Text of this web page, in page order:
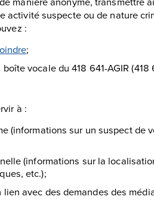
activité suspecte ou de nature
:
;
vocale du 418 641-AGIR (418
à :
(informations sur un suspect de
(informations sur la
etc.);
avec des demandes des